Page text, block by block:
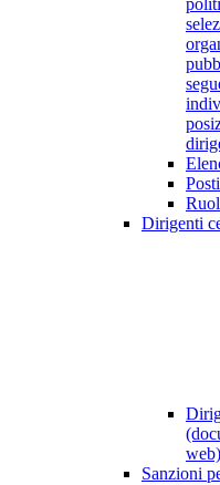
Dirigenti
web)
Sanzioni